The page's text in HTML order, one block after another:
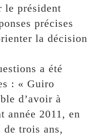
le président
précises
la décision
a été
: « Guiro
d’avoir à
année 2011, en
de trois ans,